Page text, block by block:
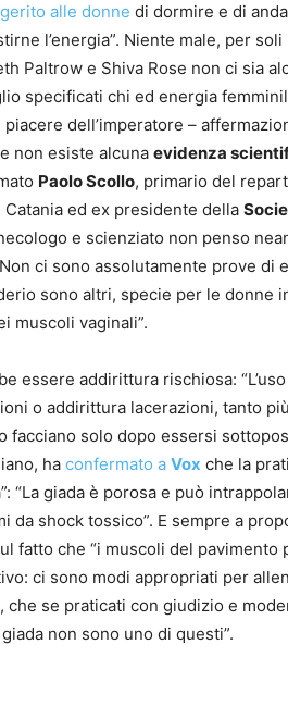
alle donne di dormire e di
l’energia”. Niente male, per
Paltrow e Shiva Rose non ci sia
specificati chi ed energia
dell’imperatore –
non esiste alcuna evidenza
Paolo Scollo, primario del
Catania ed ex presidente della
e scienziato non penso
ci sono assolutamente prove di
sono altri, specie per le donne
muscoli vaginali”.
essere addirittura rischiosa:
o addirittura lacerazioni, tanto
solo dopo essersi
ha confermato a Vox che la
“La giada è porosa e può
da shock tossico”. E sempre a
fatto che “i muscoli del
ci sono modi appropriati per
, che se praticati con giudizio e
non sono uno di questi”.